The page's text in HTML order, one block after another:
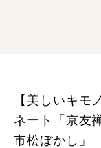
【美しいキモ
ネート「京友
市松ぼかし」